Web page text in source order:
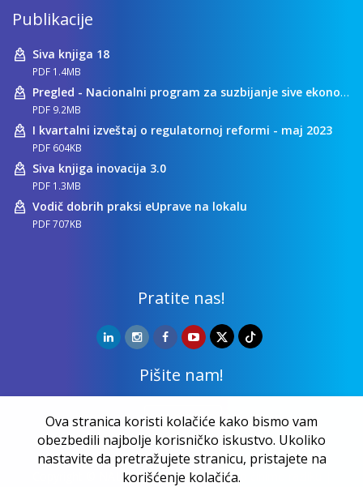
Publikacije
Siva knjiga 18
PDF 1.4MB
Pregled - Nacionalni program za suzbijanje sive ekonomije
PDF 9.2MB
I kvartalni izveštaj o regulatornoj reformi - maj 2023
PDF 604KB
Siva knjiga inovacija 3.0
PDF 1.3MB
Vodič dobrih praksi eUprave na lokalu
PDF 707KB
Pratite nas!
Pišite nam!
Kontakt
NALED| 20 godina zajedno činimo razliku |
Ova stranica koristi kolačiće kako bismo vam
obezbedili najbolje korisničko iskustvo. Ukoliko
nastavite da pretražujete stranicu, pristajete na
korišćenje kolačića.